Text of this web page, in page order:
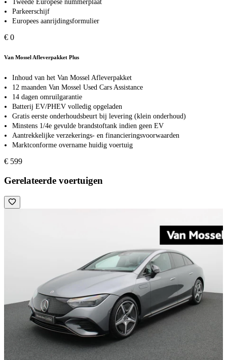
Tweede Europese nummerplaat
Parkeerschijf
Europees aanrijdingsformulier
€ 0
Van Mossel Afleverpakket Plus
Inhoud van het Van Mossel Afleverpakket
12 maanden Van Mossel Used Cars Assistance
14 dagen omruilgarantie
Batterij EV/PHEV volledig opgeladen
Gratis eerste onderhoudsbeurt bij levering (klein onderhoud)
Minstens 1/4e gevulde brandstoftank indien geen EV
Aantrekkelijke verzekerings- en financieringsvoorwaarden
Marktconforme overname huidig voertuig
€ 599
Gerelateerde voertuigen